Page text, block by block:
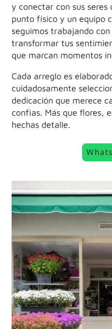
y conectar con sus seres
punto físico y un equipo
seguimos trabajando
transformar tus
que marcan momentos
Cada arreglo es
cuidadosamente
dedicación que merece
confías. Más que flores,
hechas detalle.